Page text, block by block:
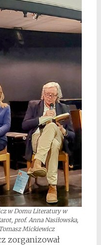
w Domu Literatury w
prof. Anna Nasiłowska,
Mickiewicz
zorganizował